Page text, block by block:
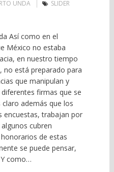
UNDA
SLIDER
Así como en el
México no estaba
en nuestro tiempo
no está preparado para
que manipulan y
firmas que se
claro además que los
encuestas, trabajan por
cubren
de estas
se puede pensar,
como…